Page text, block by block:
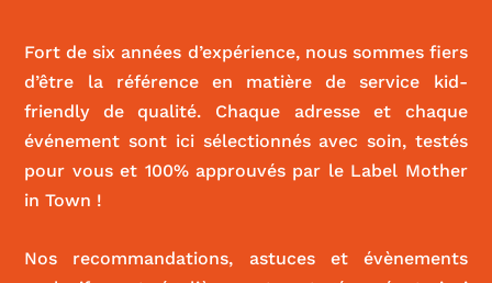
Fort de six années d’expérience, nous sommes fiers
d’être la référence en matière de service kid-
friendly de qualité. Chaque adresse et chaque
événement sont ici sélectionnés avec soin, testés
pour vous et 100% approuvés par le Label Mother
in Town !
Nos recommandations, astuces et évènements